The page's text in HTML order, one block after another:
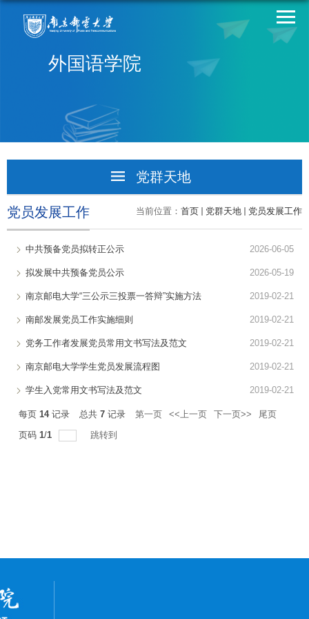
外国语学院
党群天地
党群动态
当前位置： 首页 党群天地 党员发展工作
党员发展工作
中共预备党员拟转正公示 2026-06-05
拟发展中共预备党员公示 2026-05-19
南京邮电大学“三公示三投票一答辩”实施方法 2019-02-21
南邮发展党员工作实施细则 2019-02-21
党务工作者发展党员常用文书写法及范文 2019-02-21
南京邮电大学学生党员发展流程图 2019-02-21
学生入党常用文书写法及范文 2019-02-21
每页 14记录 总共 7 记录 第一页 <<上一页 下一页>>
尾页
页码 1/1 跳转到